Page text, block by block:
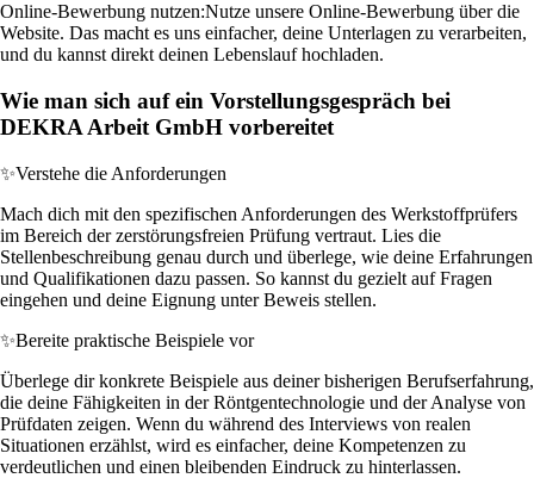
Online-Bewerbung nutzen:Nutze unsere Online-Bewerbung über die
Website. Das macht es uns einfacher, deine Unterlagen zu verarbeiten,
und du kannst direkt deinen Lebenslauf hochladen.
Wie man sich auf ein Vorstellungsgespräch bei
DEKRA Arbeit GmbH vorbereitet
✨Verstehe die Anforderungen
Mach dich mit den spezifischen Anforderungen des Werkstoffprüfers
im Bereich der zerstörungsfreien Prüfung vertraut. Lies die
Stellenbeschreibung genau durch und überlege, wie deine Erfahrungen
und Qualifikationen dazu passen. So kannst du gezielt auf Fragen
eingehen und deine Eignung unter Beweis stellen.
✨Bereite praktische Beispiele vor
Überlege dir konkrete Beispiele aus deiner bisherigen Berufserfahrung,
die deine Fähigkeiten in der Röntgentechnologie und der Analyse von
Prüfdaten zeigen. Wenn du während des Interviews von realen
Situationen erzählst, wird es einfacher, deine Kompetenzen zu
verdeutlichen und einen bleibenden Eindruck zu hinterlassen.